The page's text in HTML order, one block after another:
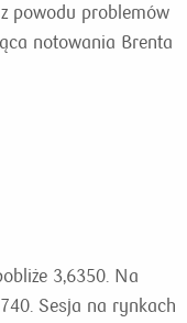
powodu problemów
notowania Brenta
3,6350. Na
Sesja na rynkach